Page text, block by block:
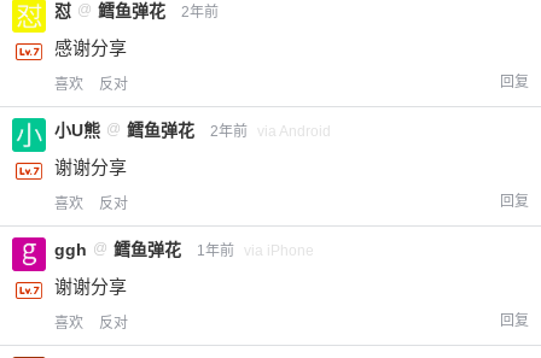
怼 @ 鳕鱼弹花 2年前
感谢分享
喜欢 反对 回复
小U熊 @ 鳕鱼弹花 2年前 via Android
谢谢分享
喜欢 反对 回复
ggh @ 鳕鱼弹花 1年前 via iPhone
谢谢分享
喜欢 反对 回复